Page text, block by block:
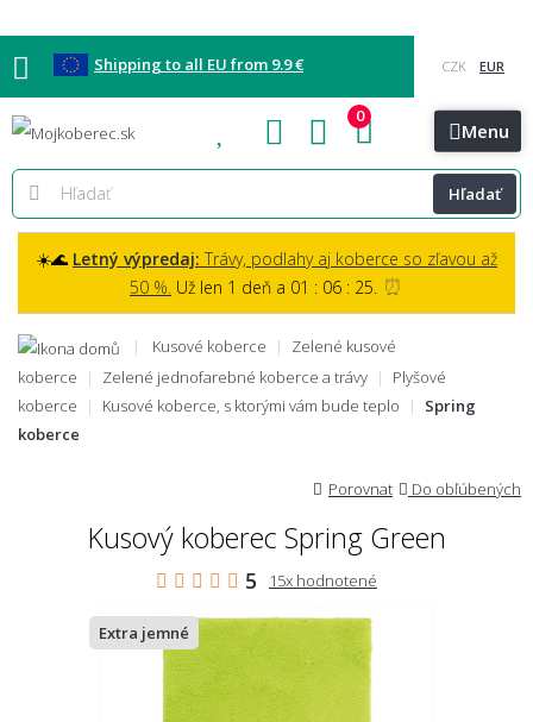
Shipping to all EU from 9.9 €
Blog Kontakt Menu
Hľadať
0
☀️🌊 Letný výpredaj: Trávy, podlahy aj koberce so zľavou až
50 %. Už len 1 deň a 01 : 06 : 24. ⏰
Kusové koberce
Zelené kusové
koberce
Zelené jednofarebné koberce a trávy
Plyšové
koberce
Kusové koberce, s ktorými vám bude teplo
Spring
koberce
Porovnat Do obľúbených
Kusový koberec Spring Green
5 15x hodnotené
Extra jemné